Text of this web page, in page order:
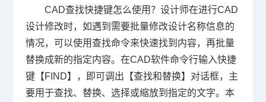
CAD查找快捷键怎么使用？设计师在进行CAD
设计修改时，如遇到需要批量修改设计名称信息的
情况，可以使用查找命令来快速找到内容，再批量
替换成新的指定内容。在CAD软件命令行输入快捷
键【FIND】，即可调出【查找和替换】对话框，主
要用于查找、替换、选择或缩放到指定的文字。本